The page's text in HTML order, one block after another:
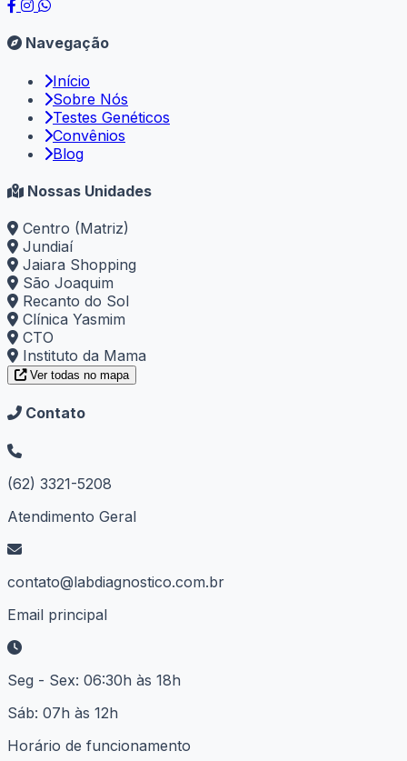
Navegação
Início
Sobre Nós
Testes Genéticos
Convênios
Blog
Nossas Unidades
Centro (Matriz)
Jundiaí
Jaiara Shopping
São Joaquim
Recanto do Sol
Clínica Yasmim
CTO
Instituto da Mama
Ver todas no mapa
Contato
(62) 3321-5208
Atendimento Geral
contato@labdiagnostico.com.br
Email principal
Seg - Sex: 06:30h às 18h
Sáb: 07h às 12h
Horário de funcionamento